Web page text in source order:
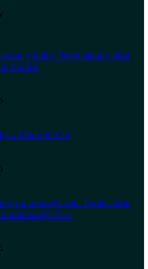
výroky: Nové detaily před
Zrádců
z Médií 6.9.25
a temnější tón: Druhá série
hru